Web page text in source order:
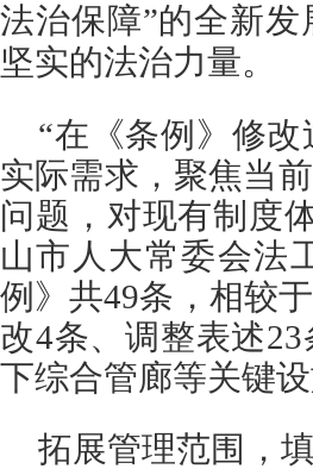
法治保障”的全新
坚实的法治力量。
“在《条例》修
实际需求，聚焦当
问题，对现有制度
山市人大常委会法
例》共49条，相较
改4条、调整表述
下综合管廊等关键
拓展管理范围，